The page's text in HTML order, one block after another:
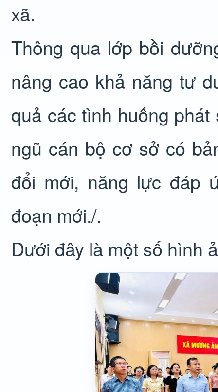
xã.
Thông qua lớp bồi
nâng cao khả năng tư
quả các tình huống
ngũ cán bộ cơ sở có
đổi mới, năng lực đáp
đoạn mới./.
Dưới đây là một số hình